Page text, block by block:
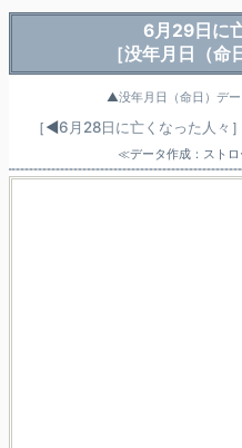
6月29日に
［没年月日（命
▲没年月日（命日）デ
［◀6月28日に亡くなった人々 ］
≪データ作成：スト